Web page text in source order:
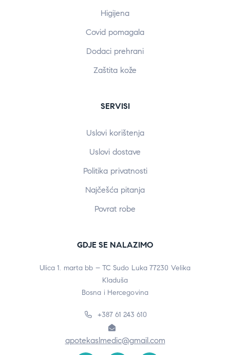
Higijena
Covid pomagala
Dodaci prehrani
Zaštita kože
SERVISI
Uslovi korištenja
Uslovi dostave
Politika privatnosti
Najčešća pitanja
Povrat robe
GDJE SE NALAZIMO
Ulica 1. marta bb – TC Sudo Luka 77230 Velika
Kladuša
Bosna i Hercegovina
+387 61 243 610
apotekaslmedic@gmail.com